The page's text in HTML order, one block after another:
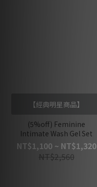
【經典明星商品】
(5%off) Feminine
Intimate Wash Gel Set
NT$1,100 ~ NT$1,320
NT$2,560